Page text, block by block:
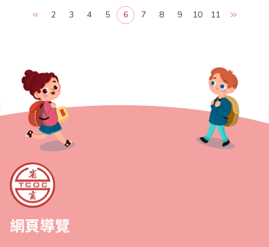
玲齡州參議員於2018年6月就職，是加州史上首位在台灣出生的州
參議員，任內工作重點著重於教育、水資源、經濟及就業等方面。
2 3 4 5 6 7 8 9 10 11
網頁導覽